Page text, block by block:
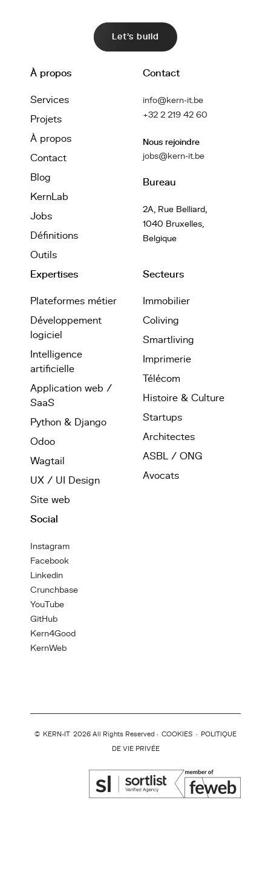
Let's build
À propos
Services
Projets
À propos
Contact
Blog
KernLab
Jobs
Définitions
Outils
Contact
info@kern-it.be
+32 2 219 42 60
Nous rejoindre
jobs@kern-it.be
Bureau
2A, Rue Belliard,
1040 Bruxelles,
Belgique
Expertises
Plateformes métier
Développement
logiciel
Intelligence
artificielle
Application web /
SaaS
Python & Django
Odoo
Wagtail
UX / UI Design
Site web
Secteurs
Immobilier
Coliving
Smartliving
Imprimerie
Télécom
Histoire & Culture
Startups
Architectes
ASBL / ONG
Avocats
Social
Instagram
Facebook
Linkedin
Crunchbase
YouTube
GitHub
Kern4Good
KernWeb
© KERN-IT 2026 All Rights Reserved · COOKIES · POLITIQUE
DE VIE PRIVÉE